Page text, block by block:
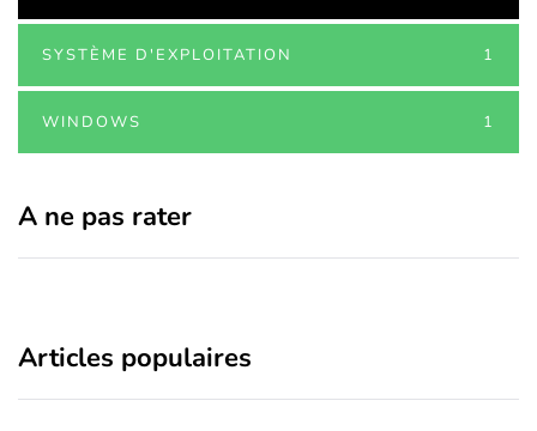
SYSTÈME D'EXPLOITATION 1
WINDOWS 1
A ne pas rater
Articles populaires